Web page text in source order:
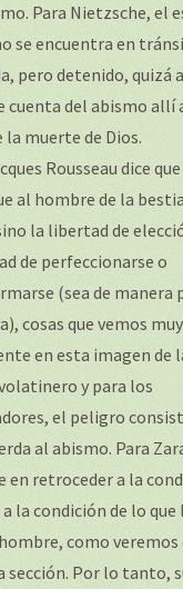
Para Nietzsche, el
se encuentra en
pero detenido, quizá
cuenta del abismo allí
la muerte de Dios.
Rousseau dice
al hombre de la
la libertad de
de perfeccionarse o
(sea de manera
cosas que vemos muy
en esta imagen de
y para los
el peligro
al abismo. Para
en retroceder a la
la condición de lo que
como veremos
sección. Por lo tanto,